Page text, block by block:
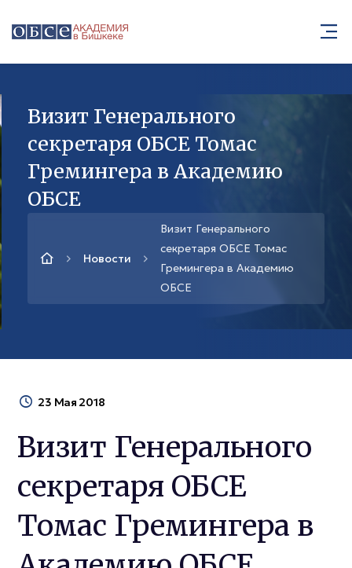
Визит Генерального
секретаря ОБСЕ Томас
Гремингера в Академию
ОБСЕ
Новости
Визит Генерального
секретаря ОБСЕ Томас
Гремингера в Академию
ОБСЕ
23 Мая 2018
Визит Генерального
секретаря ОБСЕ
Томас Гремингера в